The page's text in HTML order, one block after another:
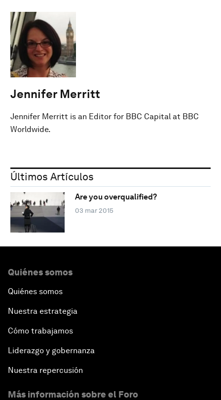
Jennifer Merritt
Jennifer Merritt is an Editor for BBC Capital at BBC
Worldwide.
Últimos Artículos
Are you overqualified?
03 mar 2015
Quiénes somos
Quiénes somos
Nuestra estrategia
Cómo trabajamos
Liderazgo y gobernanza
Nuestra repercusión
Más información sobre el Foro